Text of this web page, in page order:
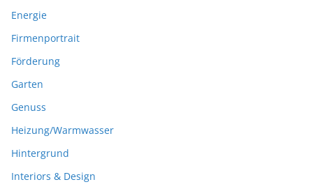
Energie
Firmenportrait
Förderung
Garten
Genuss
Heizung/Warmwasser
Hintergrund
Interiors & Design